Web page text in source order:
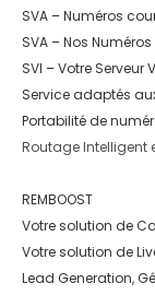
SVA – Numéros
SVA – Nos
SVI – Votre
Service adaptés
Portabilité de
Routage Intelligent
REMBOOST
Votre solution de
Votre solution de
Lead Generation,